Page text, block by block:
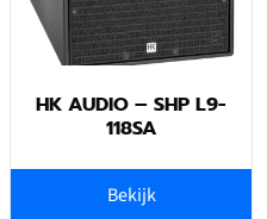
HK AUDIO – SHP L9-
118SA
Bekijk